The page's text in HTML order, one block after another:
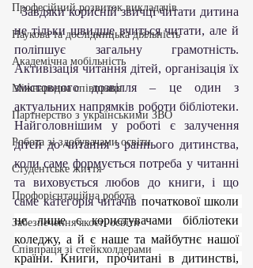
Професійний розвиток викладачів
Наукова та дослідницька діяльність
Академічна мобільність
Міжнародна співпраця
Партнерство з українськими ЗВО
Робота зі здобувачами освіти
Студентське життя
Профорієнтаційна робота
Забезпечення якості освіти
Співпраця зі стейкхолдерами
Завдяки корисній звичці читати дитина
не тільки швидше вчиться читати, але й
поліпшує загальну грамотність.
Активізація читання дітей, організація їх
змістовного дозвілля – це один з
актуальних напрямків роботи бібліотеки.
Найголовнішим у роботі є залучення
дітей до читання з раннього дитинства,
коли саме формується потреба у читанні
та виховується любов до книги, і що
саме категорія читачів початкової школи
не лише є користувачами бібліотеки
коледжу, а й є наше та майбутнє нашої
країни. Книги, прочитані в дитинстві,